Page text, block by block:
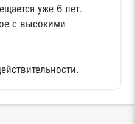
уже 6 лет,
с высокими